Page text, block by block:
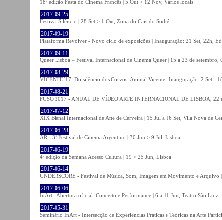
18ª edição Festa do Cinema Francês | 5 Out > 12 Nov, Vários locais
2017-09-25
Festival Silêncio | 28 Set > 1 Out, Zona do Cais do Sodré
2017-09-19
Plataforma Revólver - Novo ciclo de exposições | Inauguração: 21 Set, 22h,
2017-09-11
Queer Lisboa – Festival Internacional de Cinema Queer | 15 a 23 de setembro,
2017-08-29
VICENTE´17, Do silêncio dos Corvos, Animal Vicente | Inauguração: 2 Set -
2017-08-21
FUSO 2017 - ANUAL DE VÍDEO ARTE INTERNACIONAL DE LISBOA, 22
2017-07-12
XIX Bienal Internacional de Arte de Cerveira | 15 Jul a 16 Set, Vila Nova de
2017-06-28
AR - 3° Festival de Cinema Argentino | 30 Jun > 9 Jul, Lisboa
2017-06-19
4ª edição da Semana Acesso Cultura | 19 > 25 Jun, Lisboa
2017-06-14
UNDERSCORE - Festival de Música, Som, Imagem em Movimento e Arquivo
2017-06-06
InArt - Abertura oficial: Concerto e Performance | 6 a 11 Jun, Teatro São Luiz
2017-05-31
Seminário InArt - Intersecção de Experiências Práticas e Teóricas na Arte